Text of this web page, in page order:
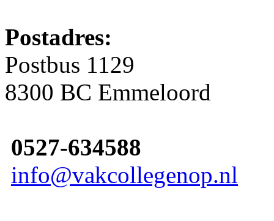
Postadres:
Postbus 1129
8300 BC Emmeloord
0527-634588
info@vakcollegenop.nl